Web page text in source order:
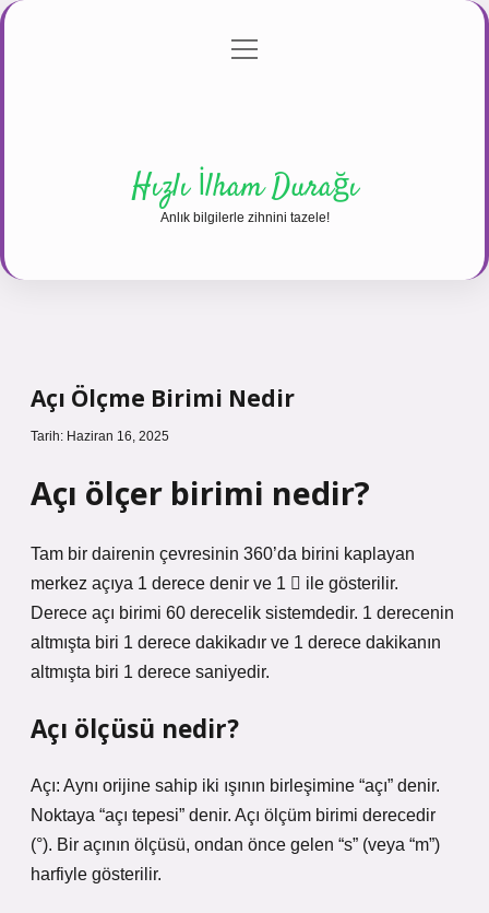
Gizlilik Politikası
menüyü
Hızlı İlham Durağı
Anlık bilgilerle zihnini tazele!
Açı Ölçme Birimi Nedir
Tarih: Haziran 16, 2025
Açı ölçer birimi nedir?
Tam bir dairenin çevresinin 360’da birini kaplayan
merkez açıya 1 derece denir ve 1  ile gösterilir.
Derece açı birimi 60 derecelik sistemdedir. 1 derecenin
altmışta biri 1 derece dakikadır ve 1 derece dakikanın
altmışta biri 1 derece saniyedir.
Açı ölçüsü nedir?
Açı: Aynı orijine sahip iki ışının birleşimine “açı” denir.
Noktaya “açı tepesi” denir. Açı ölçüm birimi derecedir
(°). Bir açının ölçüsü, ondan önce gelen “s” (veya “m”)
harfiyle gösterilir.